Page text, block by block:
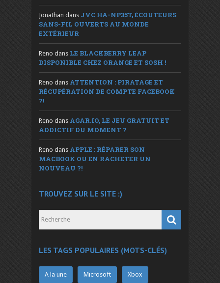
Jonathan dans JVC HA-NP35T, ÉCOUTEURS
SANS-FIL OUVERTS AU MONDE
EXTÉRIEUR
Reno dans LE BLACKBERRY LEAP
DISPONIBLE CHEZ ORANGE ET SOSH !
Reno dans ATTENTION : PIRATAGE ET
RÉCUPÉRATION DE COMPTE FACEBOOK
?!
Reno dans AGAR.IO, LE JEU GRATUIT ET
ADDICTIF DU MOMENT ?
Reno dans APPLE : RÉPARER SON
MACBOOK OU EN RACHETER UN
NOUVEAU ?!
TROUVEZ SUR LE SITE :)
LES TAGS POPULAIRES (MOTS-CLÉS)
A la une Microsoft Xbox